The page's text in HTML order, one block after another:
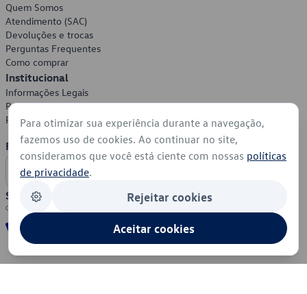
Quem Somos
Atendimento (SAC)
Devoluções e trocas
Perguntas Frequentes
Como comprar
Institucional
Informações Legais
Política de Privacidade
Política de Cookies
Formas de Pagamento
Segurança
Para otimizar sua experiência durante a navegação,
fazemos uso de cookies. Ao continuar no site,
consideramos que você está ciente com nossas políticas
de privacidade.
Rejeitar cookies
Aceitar cookies